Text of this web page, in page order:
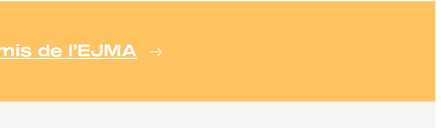
de l’EJMA